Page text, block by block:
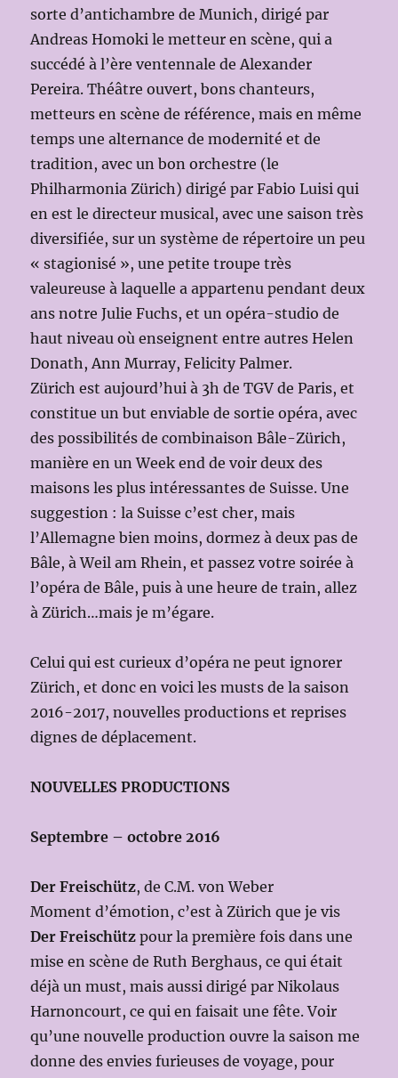
sorte d’antichambre de Munich, dirigé par
Andreas Homoki le metteur en scène, qui a
succédé à l’ère ventennale de Alexander
Pereira. Théâtre ouvert, bons chanteurs,
metteurs en scène de référence, mais en même
temps une alternance de modernité et de
tradition, avec un bon orchestre (le
Philharmonia Zürich) dirigé par Fabio Luisi qui
en est le directeur musical, avec une saison très
diversifiée, sur un système de répertoire un peu
« stagionisé », une petite troupe très
valeureuse à laquelle a appartenu pendant deux
ans notre Julie Fuchs, et un opéra-studio de
haut niveau où enseignent entre autres Helen
Donath, Ann Murray, Felicity Palmer.
Zürich est aujourd’hui à 3h de TGV de Paris, et
constitue un but enviable de sortie opéra, avec
des possibilités de combinaison Bâle-Zürich,
manière en un Week end de voir deux des
maisons les plus intéressantes de Suisse. Une
suggestion : la Suisse c’est cher, mais
l’Allemagne bien moins, dormez à deux pas de
Bâle, à Weil am Rhein, et passez votre soirée à
l’opéra de Bâle, puis à une heure de train, allez
à Zürich…mais je m’égare.
Celui qui est curieux d’opéra ne peut ignorer
Zürich, et donc en voici les musts de la saison
2016-2017, nouvelles productions et reprises
dignes de déplacement.
NOUVELLES PRODUCTIONS
Septembre – octobre 2016
Der Freischütz, de C.M. von Weber
Moment d’émotion, c’est à Zürich que je vis
Der Freischütz pour la première fois dans une
mise en scène de Ruth Berghaus, ce qui était
déjà un must, mais aussi dirigé par Nikolaus
Harnoncourt, ce qui en faisait une fête. Voir
qu’une nouvelle production ouvre la saison me
donne des envies furieuses de voyage, pour